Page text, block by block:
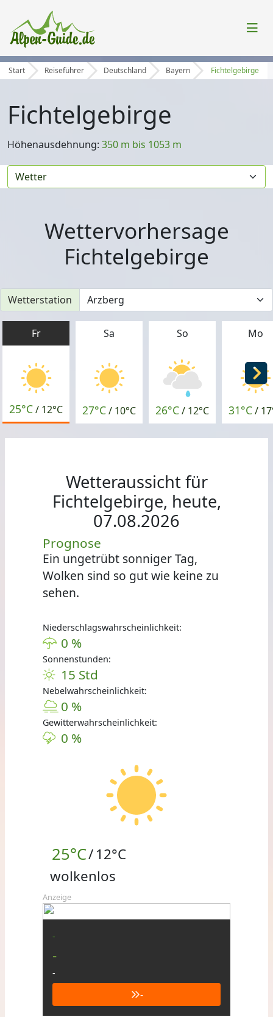
Start Reiseführer Deutschland Bayern Fichtelgebirge
Fichtelgebirge
Höhenausdehnung: 350 m bis 1053 m
Wettervorhersage
Fichtelgebirge
Wetterstation
Fr
25°C/ 12°C
Sa
27°C/ 10°C
So
26°C/ 12°C
Mo
31°C/
Wetteraussicht für
Fichtelgebirge, heute,
07.08.2026
Prognose
Ein ungetrübt sonniger Tag,
Wolken sind so gut wie keine zu
sehen.
Niederschlagswahrscheinlichkeit:
0 %
Sonnenstunden:
15 Std
Nebelwahrscheinlichkeit:
0 %
Gewitterwahrscheinlichkeit:
0 %
25°C/12°C
wolkenlos
Anzeige
-
-
-
-